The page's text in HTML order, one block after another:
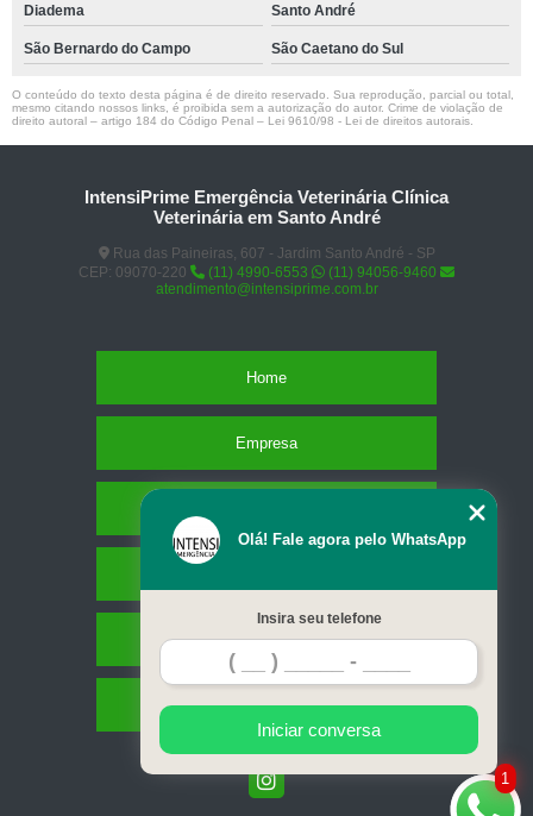
Diadema
Santo André
São Bernardo do Campo São Caetano do Sul
O conteúdo do texto desta página é de direito reservado. Sua reprodução, parcial ou total,
mesmo citando nossos links, é proibida sem a autorização do autor. Crime de violação de
direito autoral – artigo 184 do Código Penal – Lei 9610/98 - Lei de direitos autorais
IntensiPrime Emergência Veterinária Clínica
Veterinária em Santo André
Rua das Paineiras, 607 - Jardim Santo André - SP
CEP: 09070-220
(11) 4990-6553
(11) 94056-9460
atendimento@intensiprime.com.br
Home
Empresa
Contato
Mapa do site
1
Olá! Fale agora pelo WhatsApp
Insira seu telefone
Iniciar conversa